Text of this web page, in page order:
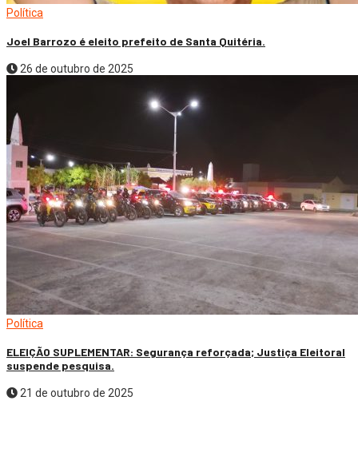
Política
Joel Barrozo é eleito prefeito de Santa Quitéria.
26 de outubro de 2025
Política
ELEIÇÃO SUPLEMENTAR: Segurança reforçada; Justiça Eleitoral
suspende pesquisa.
21 de outubro de 2025